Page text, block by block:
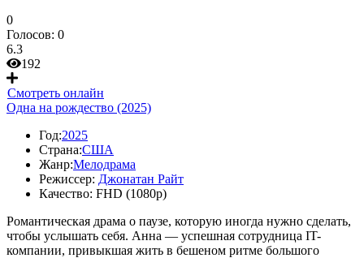
0
Голосов: 0
6.3
192
Смотреть онлайн
Одна на рождество (2025)
Год:2025
Страна:США
Жанр:Мелодрама
Режиссер: Джонатан Райт
Качество: FHD (1080p)
Романтическая драма о паузе, которую иногда нужно сделать,
чтобы услышать себя. Анна — успешная сотрудница IT-
компании, привыкшая жить в бешеном ритме большого